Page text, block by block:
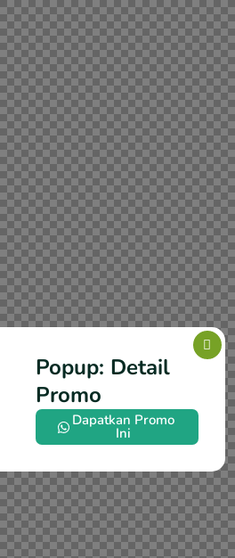
Popup: Detail
Promo
Dapatkan Promo
Ini